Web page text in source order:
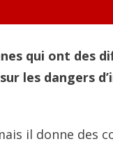
qui ont des
les dangers
il donne des